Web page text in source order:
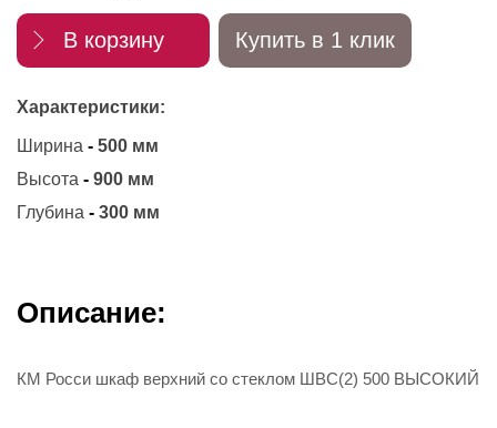
В корзину Купить в 1 клик
Характеристики:
Ширина - 500 мм
Высота - 900 мм
Глубина - 300 мм
Описание:
КМ Росси шкаф верхний со стеклом ШВС(2) 500 ВЫСОКИЙ